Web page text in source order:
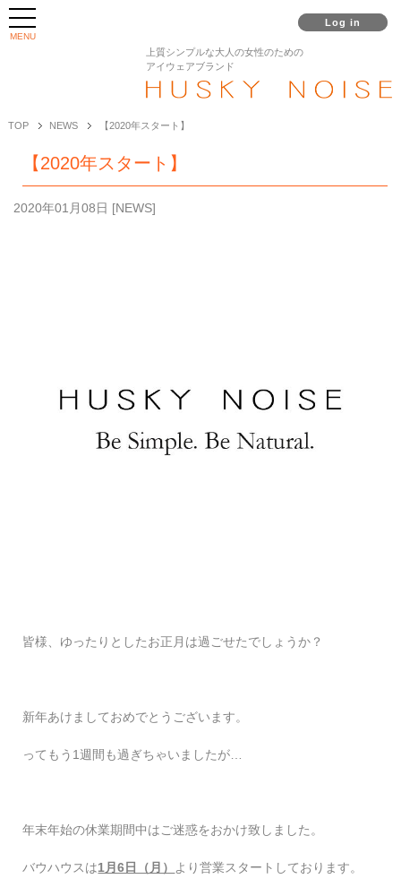
Log in
MENU
上質シンプルな大人の女性のための
アイウェアブランド
TOP NEWS 【2020年スタート】
【2020年スタート】
2020年01月08日 [NEWS]
皆様、ゆったりとしたお正月は過ごせたでしょうか？
新年あけましておめでとうございます。
ってもう1週間も過ぎちゃいましたが…
年末年始の休業期間中はご迷惑をおかけ致しました。
バウハウスは1月6日（月） より営業スタートしております。